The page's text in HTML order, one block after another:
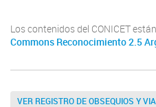
Los contenidos del CONICET
Commons Reconocimiento 2.5
VER REGISTRO DE OBSEQUIOS Y